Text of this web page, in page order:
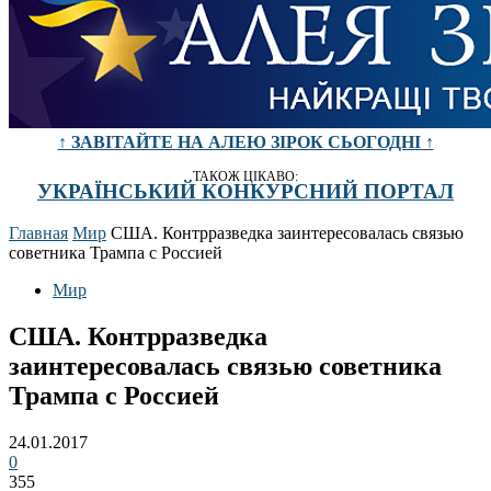
↑ ЗАВІТАЙТЕ НА АЛЕЮ ЗІРОК СЬОГОДНІ ↑
ТАКОЖ ЦІКАВО:
УКРАЇНСЬКИЙ КОНКУРСНИЙ ПОРТАЛ
Главная Мир США. Контрразведка заинтересовалась связью
советника Трампа с Россией
Мир
США. Контрразведка
заинтересовалась связью советника
Трампа с Россией
24.01.2017
0
355